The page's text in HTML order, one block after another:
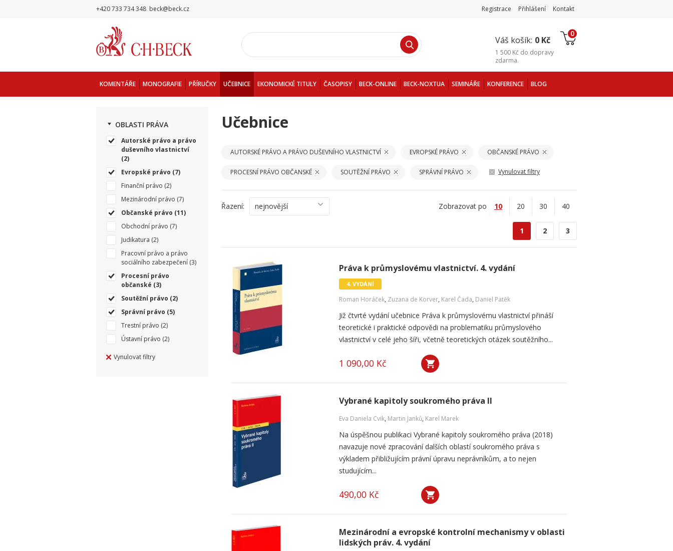
+420 733 734 348 beck@beck.cz Registrace Přihlášení Kontakt
Váš košík: 0 Kč
0
1 500 Kč do dopravy
zdarma.
KOMENTÁŘE MONOGRAFIE PŘÍRUČKY UČEBNICE EKONOMICKÉ TITULY ČASOPISY BECK-ONLINE BECK-NOXTUA SEMINÁŘE KONFERENCE BLOG
OBLASTI PRÁVA
Autorské právo a právo
duševního vlastnictví
(2)
Evropské právo (7)
Finanční právo (2)
Mezinárodní právo (7)
Občanské právo (11)
Obchodní právo (7)
Judikatura (2)
Pracovní právo a právo
sociálního zabezpečení (3)
Procesní právo
občanské (3)
Soutěžní právo (2)
Správní právo (5)
Trestní právo (2)
Ústavní právo (2)
Vynulovat filtry
Učebnice
AUTORSKÉ PRÁVO A PRÁVO DUŠEVNÍHO VLASTNICTVÍ EVROPSKÉ PRÁVO OBČANSKÉ PRÁVO
PROCESNÍ PRÁVO OBČANSKÉ SOUTĚŽNÍ PRÁVO SPRÁVNÍ PRÁVO Vynulovat filtry
Řazení: nejnovější Zobrazovat po 10 20 30 40
1 2 3
Práva k průmyslovému vlastnictví. 4. vydání
4. VYDÁNÍ
Roman Horáček, Zuzana de Korver, Karel Čada, Daniel Patěk
Již čtvrté vydání učebnice Práva k průmyslovému vlastnictví přináší
teoretické i praktické odpovědi na problematiku průmyslového
vlastnictví v celé jeho šíři, včetně teoretických otázek soutěžního...
1 090,00 Kč
Vybrané kapitoly soukromého práva II
Eva Daniela Cvik, Martin Janků, Karel Marek
Na úspěšnou publikaci Vybrané kapitoly soukromého práva (2018)
navazuje nové zpracování dalších oblastí soukromého práva s
výkladem přibližujícím právní úpravu neprávníkům, a to nejen
studujícím...
490,00 Kč
Mezinárodní a evropské kontrolní mechanismy v oblasti
lidských práv. 4. vydání